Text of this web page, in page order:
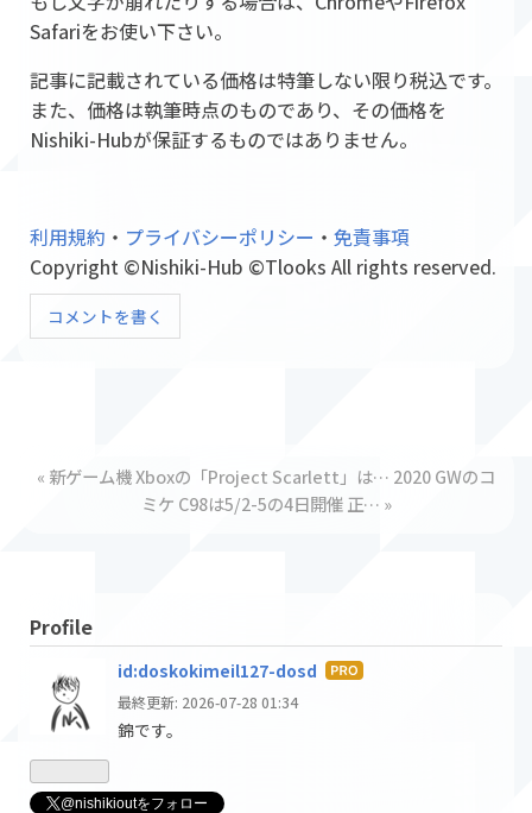
Safariをお使い下さい。
記事に記載されている価格は特筆しない限り税込です。
また、価格は執筆時点のものであり、その価格を
Nishiki-Hubが保証するものではありません。
利用規約 ・ プライバシーポリシー ・ 免責事項
Copyright ©Nishiki-Hub ©Tlooks All rights reserved.
コメントを書く
« 新ゲーム機 Xboxの「Project Scarlett」は… 2020 GWのコ
ミケ C98は5/2-5の4日開催 正… »
Profile
id:doskokimeil127-dosd はて
最終更新: 2026-07-28 01:34
錦です。
@nishikioutをフォロー